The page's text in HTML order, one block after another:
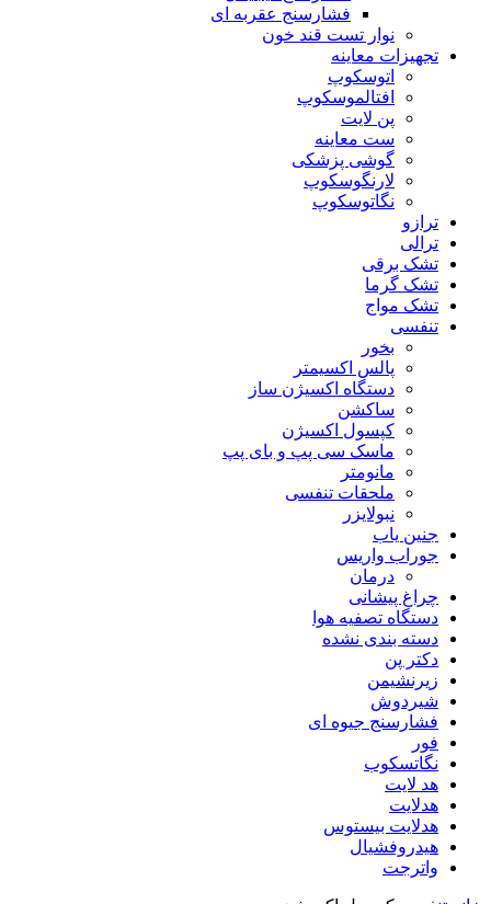
فشارسنج عقربه ای
نوار تست قند خون
تجهیزات معاینه
اتوسکوپ
افتالموسکوپ
پن لایت
ست معاینه
گوشی پزشکی
لارنگوسکوپ
نگاتوسکوپ
ترازو
ترالی
تشک برقی
تشک گرما
تشک مواج
تنفسی
بخور
پالس اکسیمتر
دستگاه اکسیژن ساز
ساکشن
کپسول اکسیژن
ماسک سی پپ و بای پپ
مانومتر
ملحقات تنفسی
نبولایزر
جنین یاب
جوراب واریس
درمان
چراغ پیشانی
دستگاه تصفیه هوا
دسته بندی نشده
دکتر پن
زیرنشیمن
شیردوش
فشارسنج جیوه ای
فور
نگاتسکوب
هد لایت
هدلایت
هدلایت بیستوس
هیدروفشیال
واترجت